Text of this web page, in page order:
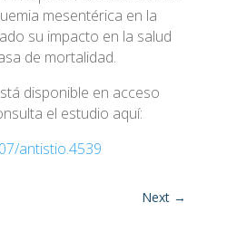
mesentérica en la
su impacto en la salud
de mortalidad.
disponible en acceso
el estudio aquí:
antistio.4539
Next →